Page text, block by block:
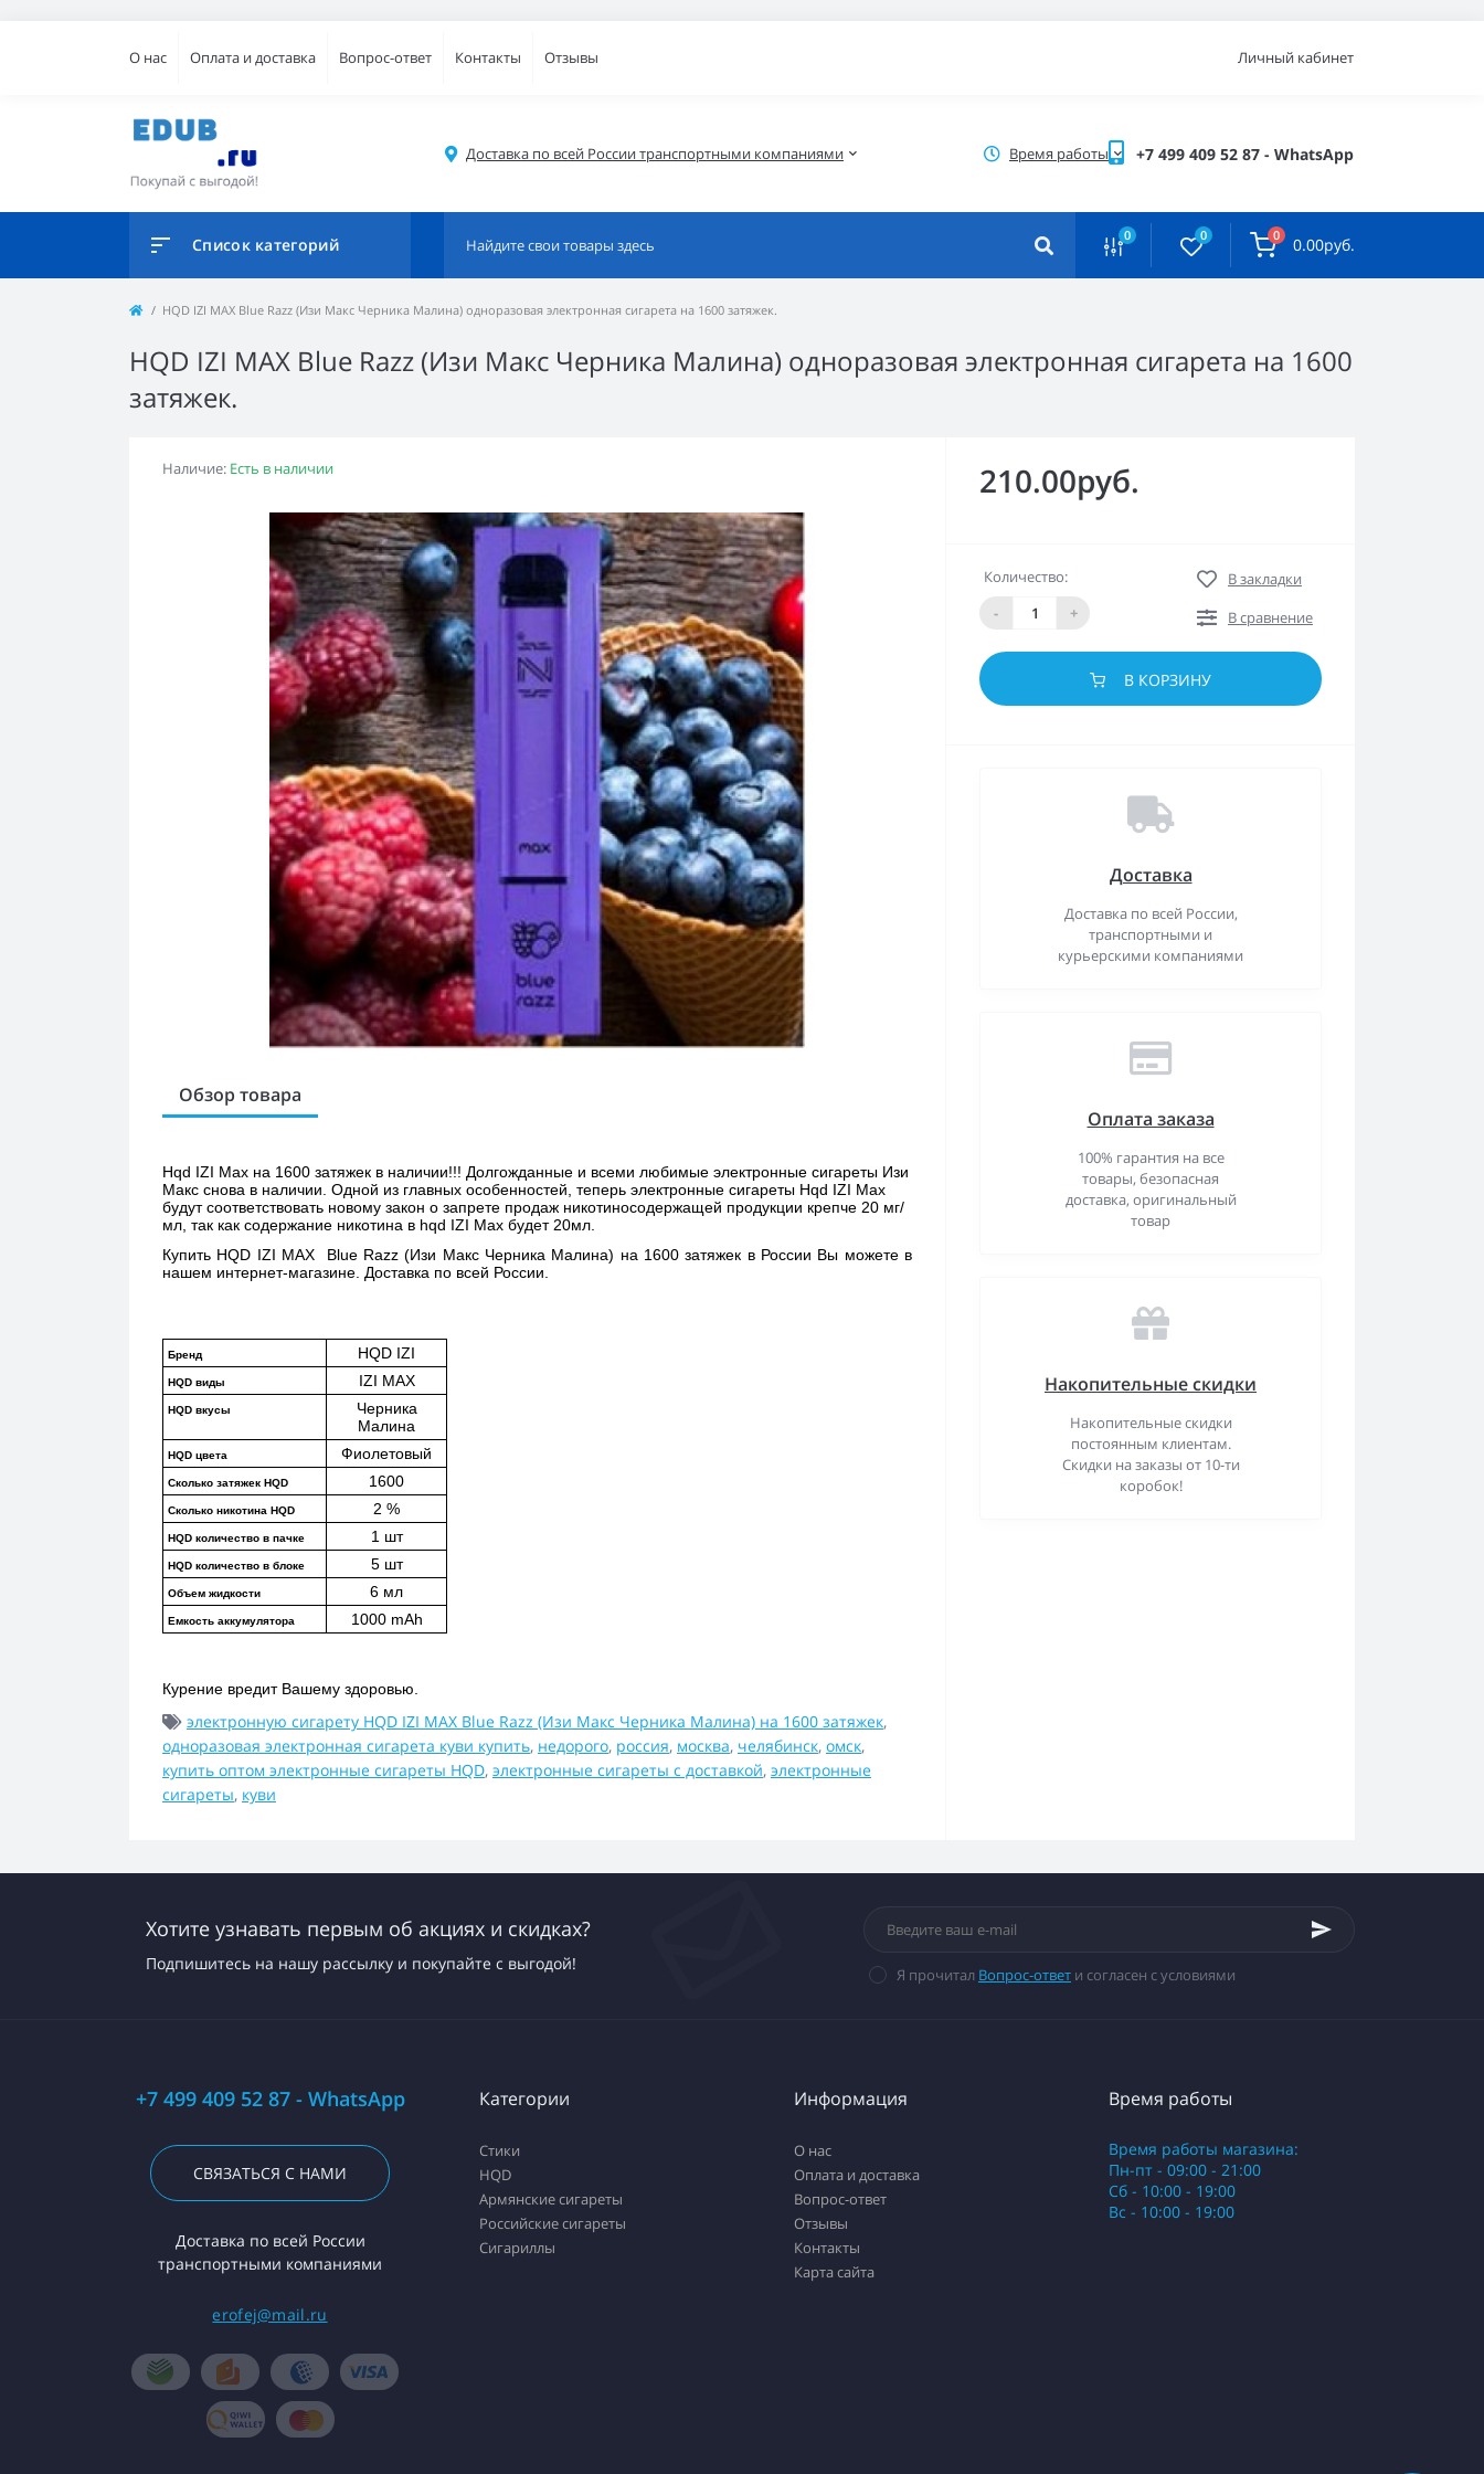
О нас Оплата и доставка Вопрос-ответ Контакты Отзывы Личный кабинет
Доставка по всей России транспортными компаниями Время работы +7 499 409 52 87 - WhatsApp
Список категорий 0 0 0 0.00руб.
HQD IZI MAX Blue Razz (Изи Макс Черника Малина) одноразовая электронная сигарета на 1600 затяжек.
HQD IZI MAX Blue Razz (Изи Макс Черника Малина) одноразовая электронная сигарета на 1600
затяжек.
Наличие: Есть в наличии
Обзор товара
Hqd IZI Max на 1600 затяжек в наличии!!! Долгожданные и всеми любимые электронные сигареты Изи
Макс снова в наличии. Одной из главных особенностей, теперь электронные сигареты Hqd IZI Max
будут соответствовать новому закон о запрете продаж никотиносодержащей продукции крепче 20 мг/
мл, так как содержание никотина в hqd IZI Max будет 20мл.
Купить HQD IZI MAX  Blue Razz (Изи Макс Черника Малина) на 1600 затяжек в России Вы можете в
нашем интернет-магазине. Доставка по всей России.
Бренд HQD IZI
HQD виды IZI MAX
HQD вкусы
Черника
Малина
HQD цвета Фиолетовый
Сколько затяжек HQD 1600
Сколько никотина HQD 2 %
HQD количество в пачке 1 шт
HQD количество в блоке 5 шт
Объем жидкости 6 мл
Емкость аккумулятора 1000 mAh
Курение вредит Вашему здоровью.
электронную сигарету HQD IZI MAX Blue Razz (Изи Макс Черника Малина) на 1600 затяжек,
одноразовая электронная сигарета куви купить, недорого, россия, москва, челябинск, омск,
купить оптом электронные сигареты HQD, электронные сигареты с доставкой, электронные
сигареты, куви
210.00руб.
Количество:
-
+
В закладки
В сравнение
В КОРЗИНУ
Доставка
Доставка по всей России,
транспортными и
курьерскими компаниями
Оплата заказа
100% гарантия на все
товары, безопасная
доставка, оригинальный
товар
Накопительные скидки
Накопительные скидки
постоянным клиентам.
Скидки на заказы от 10-ти
коробок!
Хотите узнавать первым об акциях и скидках?
Подпишитесь на нашу рассылку и покупайте с выгодой!
Я прочитал Вопрос-ответ и согласен с условиями
+7 499 409 52 87 - WhatsApp
СВЯЗАТЬСЯ С НАМИ
Доставка по всей России
транспортными компаниями
erofej@mail.ru
Категории
Стики
HQD
Армянские сигареты
Российские сигареты
Сигариллы
Информация
О нас
Оплата и доставка
Вопрос-ответ
Отзывы
Контакты
Карта сайта
Время работы
Время работы магазина:
Пн-пт - 09:00 - 21:00
Сб - 10:00 - 19:00
Вс - 10:00 - 19:00